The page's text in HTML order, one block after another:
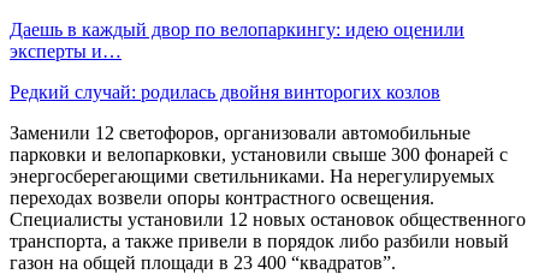
Даешь в каждый двор по велопаркингу: идею оценили
эксперты и…
Редкий случай: родилась двойня винторогих козлов
Заменили 12 светофоров, организовали автомобильные
парковки и велопарковки, установили свыше 300 фонарей с
энергосберегающими светильниками. На нерегулируемых
переходах возвели опоры контрастного освещения.
Специалисты установили 12 новых остановок общественного
транспорта, а также привели в порядок либо разбили новый
газон на общей площади в 23 400 “квадратов”.